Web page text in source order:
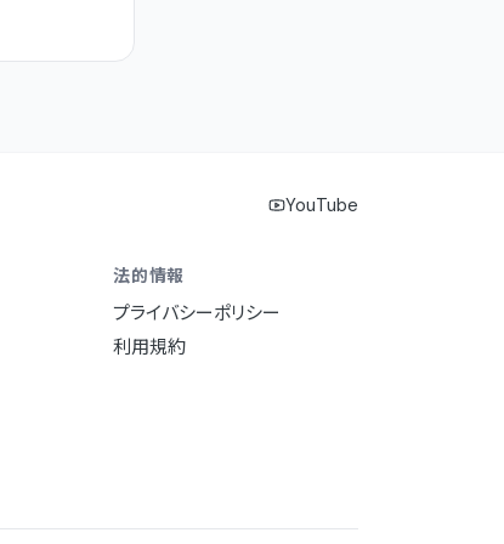
YouTube
法的情報
プライバシーポリシー
利用規約